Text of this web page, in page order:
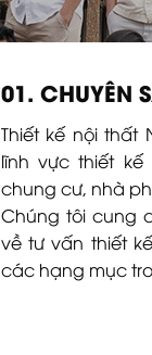
01. CHUYÊN
Thiết kế nội thất
lĩnh vực thiết
chung cư, nhà
Chúng tôi cung
về tư vấn thiết
các hạng mục